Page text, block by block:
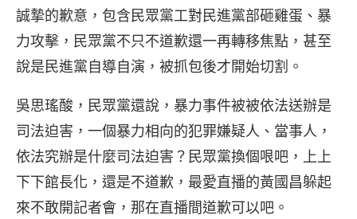
誠摯的歉意，包含民眾黨工對民進黨部砸雞蛋、暴
力攻擊，民眾黨不只不道歉還一再轉移焦點，甚至
說是民進黨自導自演，被抓包後才開始切割。
吳思瑤酸，民眾黨還說，暴力事件被被依法送辦是
司法迫害，一個暴力相向的犯罪嫌疑人、當事人，
依法究辦是什麼司法迫害？民眾黨換個哏吧，上上
下下館長化，還是不道歉，最愛直播的黃國昌躲起
來不敢開記者會，那在直播間道歉可以吧。